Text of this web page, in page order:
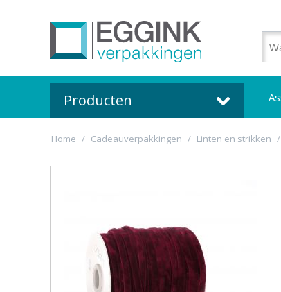
Producten
Home / Cadeauverpakkingen / Linten en strikken /